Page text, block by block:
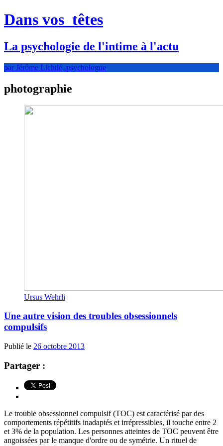
Dans vos têtes
La psychologie de l'intime à l'actu
par Jérôme Lichtlé, psychologue
photographie
Ursus Wehrli
Une autre vision des troubles obsessionnels
compulsifs
Publié le 26 octobre 2013
Partager :
Le trouble obsessionnel compulsif (TOC) est caractérisé par des
comportements répétitifs inadaptés et irrépressibles, il touche entre 2
et 3% de la population. Les personnes atteintes de TOC peuvent être
angoissées par le manque d'ordre ou de symétrie. Un rituel de